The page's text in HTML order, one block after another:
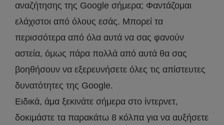
αναζήτησης της Google σήμερα; Φαντάζομαι
ελάχιστοι από όλους εσάς. Μπορεί τα
περισσότερα από όλα αυτά να σας φανούν
αστεία, όμως πάρα πολλά από αυτά θα σας
βοηθήσουν να εξερευνήσετε όλες τις απίστευτες
δυνατότητες της Google.
Ειδικά, άμα ξεκινάτε σήμερα στο ίντερνετ,
δοκιμάστε τα παρακάτω 8 κόλπα για να αυξήσετε